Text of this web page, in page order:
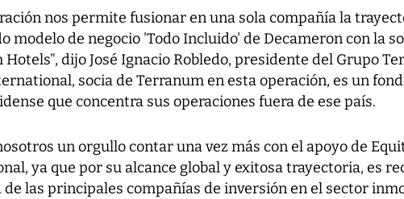
nos permite fusionar en una sola compañía la
modelo de negocio 'Todo Incluido' de Decameron con la
dijo José Ignacio Robledo, presidente del Grupo
socia de Terranum en esta operación, es un
que concentra sus operaciones fuera de ese país.
un orgullo contar una vez más con el apoyo de
ya que por su alcance global y exitosa trayectoria, es
de las principales compañías de inversión en el sector